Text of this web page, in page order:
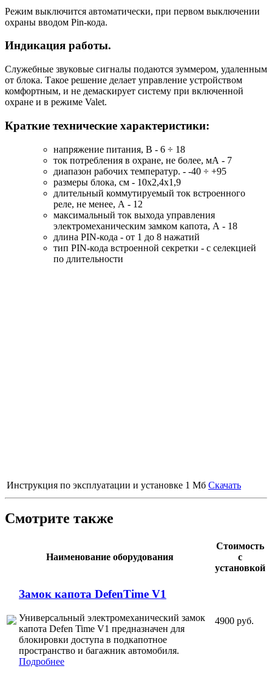
Режим выключится автоматически, при первом выключении
охраны вводом Pin-кода.
Индикация работы.
Служебные звуковые сигналы подаются зуммером, удаленным
от блока. Такое решение делает управление устройством
комфортным, и не демаскирует систему при включенной
охране и в режиме Valet.
Краткие технические характеристики:
напряжение питания, В - 6 ÷ 18
ток потребления в охране, не более, мА - 7
диапазон рабочих температур. - -40 ÷ +95
размеры блока, см - 10х2,4х1,9
длительный коммутируемый ток встроенного
реле, не менее, А - 12
максимальный ток выхода управления
электромеханическим замком капота, А - 18
длина PIN-кода - от 1 до 8 нажатий
тип PIN-кода встроенной секретки - с селекцией
по длительности
Инструкция по эксплуатации и установке 1 Мб Скачать
Смотрите также
Наименование оборудования
Стоимость
с
установкой
Замок капота DefenTime V1
Универсальный электромеханический замок
капота Defen Time V1 предназначен для
блокировки доступа в подкапотное
пространство и багажник автомобиля.
Подробнее
4900 руб.